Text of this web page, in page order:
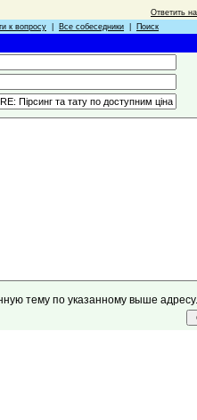
Ответить
к вопросу Все собеседники Поиск
тему по указанному выше адресу.